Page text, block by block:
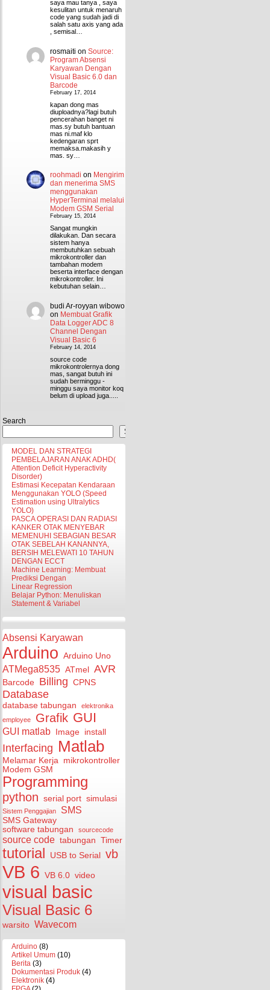
saya mau tanya , saya
kesulitan untuk menaruh
code yang sudah jadi di
salah satu axis yang ada
, semisal…
rosmaiti on Source:
Program Absensi
Karyawan Dengan
Visual Basic 6.0 dan
Barcode
February 17, 2014
kapan dong mas
diuploadnya?lagi butuh
pencerahan banget ni
mas.sy butuh bantuan
mas ni.maf klo
kedengaran sprt
memaksa.makasih y
mas. sy…
roohmadi on Mengirim
dan menerima SMS
menggunakan
HyperTerminal melalui
Modem GSM Serial
February 15, 2014
Sangat mungkin
dilakukan. Dan secara
sistem hanya
membutuhkan sebuah
mikrokontroller dan
tambahan modem
beserta interface dengan
mikrokontroller. Ini
kebutuhan selain…
budi Ar-royyan wibowo
on Membuat Grafik
Data Logger ADC 8
Channel Dengan
Visual Basic 6
February 14, 2014
source code
mikrokontrolernya dong
mas, sangat butuh ini
sudah berminggu -
minggu saya monitor koq
belum di upload juga.....
Search
Search
MODEL DAN STRATEGI
PEMBELAJARAN ANAK ADHD(
Attention Deficit Hyperactivity
Disorder)
Estimasi Kecepatan Kendaraan
Menggunakan YOLO (Speed
Estimation using Ultralytics
YOLO)
PASCA OPERASI DAN RADIASI
KANKER OTAK MENYEBAR
MEMENUHI SEBAGIAN BESAR
OTAK SEBELAH KANANNYA,
BERSIH MELEWATI 10 TAHUN
DENGAN ECCT
Machine Learning: Membuat
Prediksi Dengan
Linear Regression
Belajar Python: Menuliskan
Statement & Variabel
Absensi Karyawan
Arduino Arduino Uno
ATMega8535 ATmel AVR
Barcode Billing CPNS
Database
database tabungan
elektronika
employee
Grafik GUI
GUI matlab Image install
Interfacing Matlab
Melamar Kerja mikrokontroller
Modem GSM
Programming
python serial port simulasi
Sistem Penggajian SMS
SMS Gateway
software tabungan
sourcecode
source code tabungan Timer
tutorial USB to Serial vb
VB 6 VB 6.0 video
visual basic
Visual Basic 6
warsito Wavecom
Arduino (8)
Artikel Umum (10)
Berita (3)
Dokumentasi Produk (4)
Elektronik (4)